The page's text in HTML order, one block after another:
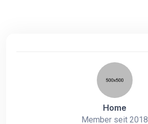
Home
Member seit 2018